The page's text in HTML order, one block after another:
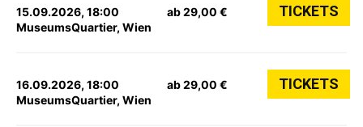
15.09.2026, 18:00
MuseumsQuartier, Wien
ab 29,00 € TICKETS
16.09.2026, 18:00
MuseumsQuartier, Wien
ab 29,00 € TICKETS